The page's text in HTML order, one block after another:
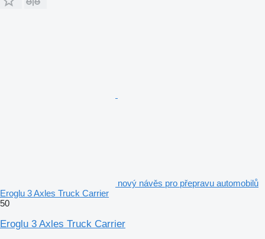
nový návěs pro přepravu automobilů
Eroglu 3 Axles Truck Carrier
50
Eroglu 3 Axles Truck Carrier